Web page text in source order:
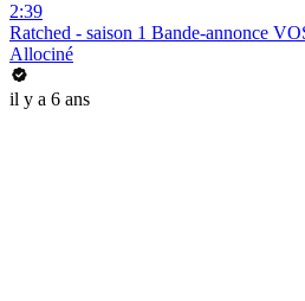
2:39
Ratched - saison 1 Bande-annonce
Allociné
il y a 6 ans